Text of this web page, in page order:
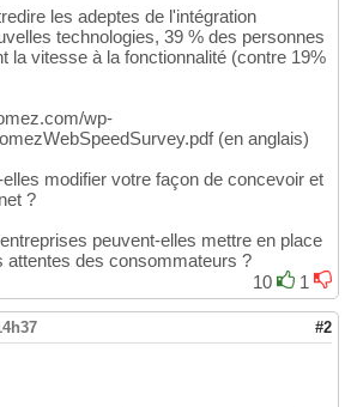
les adeptes de l'intégration
technologies, 39 % des personnes
la vitesse à la fonctionnalité (contre 19%
wp-
(en anglais)
modifier votre façon de concevoir et
?
peuvent-elles mettre en place
attentes des consommateurs ?
10
1
#2